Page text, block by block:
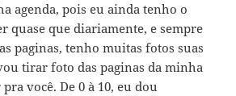
agenda, pois eu ainda tenho o
quase que diariamente, e sempre
paginas, tenho muitas fotos suas
tirar foto das paginas da minha
você. De 0 à 10, eu dou